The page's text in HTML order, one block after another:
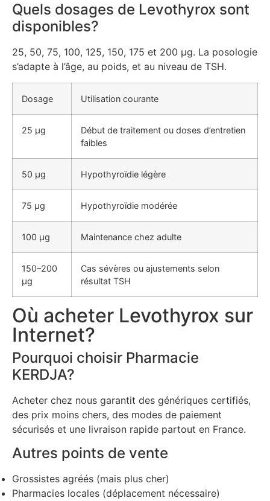
Quels dosages de Levothyrox sont
disponibles?
25, 50, 75, 100, 125, 150, 175 et 200 μg. La posologie
s’adapte à l’âge, au poids, et au niveau de TSH.
Dosage Utilisation courante
25 μg
Début de traitement ou doses d’entretien
faibles
50 μg Hypothyroïdie légère
75 μg Hypothyroïdie modérée
100 μg Maintenance chez adulte
150–200
μg
Cas sévères ou ajustements selon
résultat TSH
Où acheter Levothyrox sur
Internet?
Pourquoi choisir Pharmacie
KERDJA?
Acheter chez nous garantit des génériques certifiés,
des prix moins chers, des modes de paiement
sécurisés et une livraison rapide partout en France.
Autres points de vente
Grossistes agréés (mais plus cher)
Pharmacies locales (déplacement nécessaire)